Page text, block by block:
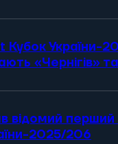
Кубок України-
«Чернігів»
відомий перший
2025/206